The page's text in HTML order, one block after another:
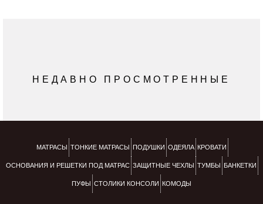
НЕДАВНО ПРОСМОТРЕННЫЕ
МАТРАСЫ ТОНКИЕ МАТРАСЫ ПОДУШКИ ОДЕЯЛА КРОВАТИ
ОСНОВАНИЯ И РЕШЕТКИ ПОД МАТРАС ЗАЩИТНЫЕ ЧЕХЛЫ ТУМБЫ БАНКЕТКИ
ПУФЫ СТОЛИКИ КОНСОЛИ КОМОДЫ